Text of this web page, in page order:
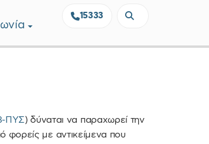
15333
ΠΥΣ) δύναται να παραχωρεί την
φορείς με αντικείμενα που